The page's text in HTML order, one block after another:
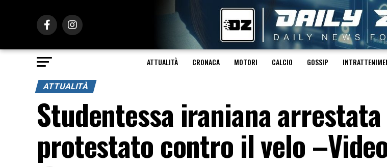
ATTUALITÀ CRONACA MOTORI CALCIO GOSSIP
ATTUALITÀ
Studentessa iraniana
protestato contro il velo